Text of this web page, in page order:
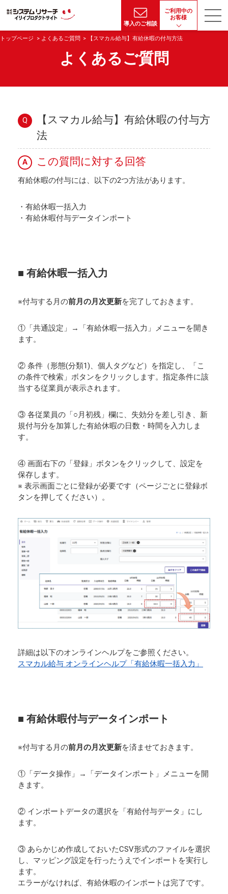
導入のご相談
ご利用中の
お客様
トップページ よくあるご質問 【スマカル給与】有給休暇の付与方法
よくあるご質問
Q
【スマカル給与】有給休暇の付与方
法
A この質問に対する回答
有給休暇の付与には、以下の2つ方法があります。
・有給休暇一括入力
・有給休暇付与データインポート
■ 有給休暇一括入力
※付与する月の前月の月次更新を完了しておきます。
①「共通設定」→「有給休暇一括入力」メニューを開き
ます。
② 条件（形態(分類1)、個人タグなど）を指定し、「こ
の条件で検索」ボタンをクリックします。指定条件に該
当する従業員が表示されます。
③ 各従業員の「○月初残」欄に、失効分を差し引き、新
規付与分を加算した有給休暇の日数・時間を入力しま
す。
④ 画面右下の「登録」ボタンをクリックして、設定を
保存します。
※ 表示画面ごとに登録が必要です（ページごとに登録ボ
タンを押してください）。
詳細は以下のオンラインヘルプをご参照ください。
スマカル給与 オンラインヘルプ「有給休暇一括入力」
■ 有給休暇付与データインポート
※付与する月の前月の月次更新を済ませておきます。
①「データ操作」→「データインポート」メニューを開
きます。
② インポートデータの選択を「有給付与データ」にし
ます。
③ あらかじめ作成しておいたCSV形式のファイルを選択
し、マッピング設定を行ったうえでインポートを実行し
ます。
エラーがなければ、有給休暇のインポートは完了です。